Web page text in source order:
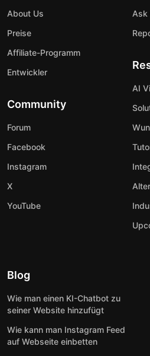
About Us
Preise
Affiliate-Programm
Entwickler
Community
Forum
Facebook
Instagram
X
YouTube
Ask
AI
Blog
Wie man einen KI-Chatbot zu
seiner Website hinzufügt
Wie kann man Instagram Feed
auf Webseite einbetten